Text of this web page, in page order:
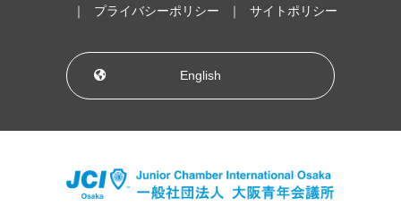
プライバシーポリシー サイトポリシー
English